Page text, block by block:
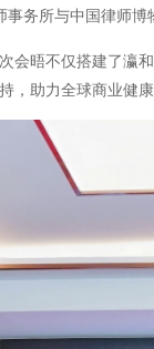
务所与中国律师
会晤不仅搭建了
助力全球商业健康